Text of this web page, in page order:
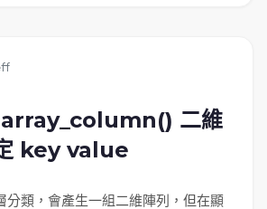
二維
key value
分類，會產生一組二維陣列，但在顯